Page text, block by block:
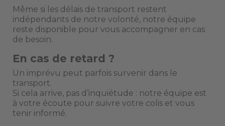
Même si les délais de transport restent
indépendants de notre volonté, notre équipe
reste disponible pour vous accompagner en cas
de besoin.
En cas de retard ?
Un imprévu peut parfois survenir dans le
transport.
Si cela arrive, pas d’inquiétude : notre équipe est
à votre écoute pour suivre votre colis et vous
tenir informé.